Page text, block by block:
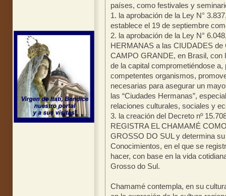
países, como festivales y
1. la aprobación de la Ley N°
establece el 19 de septiembre
2. la aprobación de la Ley N°
HERMANAS a las CIUDADES
CAMPO GRANDE, en Brasil, con
de la capital comprometiéndose
competentes organismos,
necesarias para asegurar un
las “Ciudades Hermanas”,
relaciones culturales, sociales y
3. la creación del Decreto nº
REGISTRA EL CHAMAMÉ
GROSSO DO SUL y determina
Conocimientos, en el que se
hacer, con base en la vida
Grosso do Sul.
Chamamé contempla, en su